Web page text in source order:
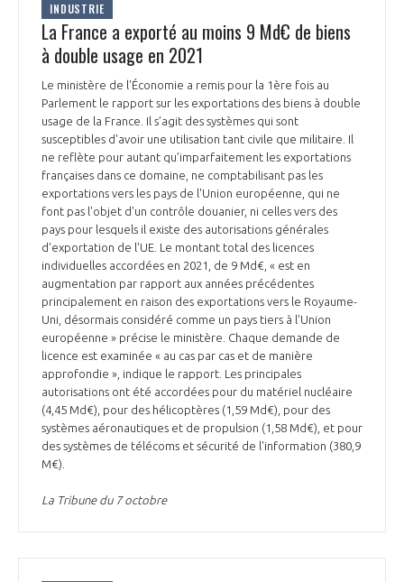
INDUSTRIE
La France a exporté au moins 9 Md€ de biens
à double usage en 2021
Le ministère de l'Économie a remis pour la 1ère fois au
Parlement le rapport sur les exportations des biens à double
usage de la France. Il s’agit des systèmes qui sont
susceptibles d'avoir une utilisation tant civile que militaire. Il
ne reflète pour autant qu’imparfaitement les exportations
françaises dans ce domaine, ne comptabilisant pas les
exportations vers les pays de l'Union européenne, qui ne
font pas l'objet d'un contrôle douanier, ni celles vers des
pays pour lesquels il existe des autorisations générales
d'exportation de l'UE. Le montant total des licences
individuelles accordées en 2021, de 9 Md€, « est en
augmentation par rapport aux années précédentes
principalement en raison des exportations vers le Royaume-
Uni, désormais considéré comme un pays tiers à l'Union
européenne » précise le ministère. Chaque demande de
licence est examinée « au cas par cas et de manière
approfondie », indique le rapport. Les principales
autorisations ont été accordées pour du matériel nucléaire
(4,45 Md€), pour des hélicoptères (1,59 Md€), pour des
systèmes aéronautiques et de propulsion (1,58 Md€), et pour
des systèmes de télécoms et sécurité de l'information (380,9
M€).
La Tribune du 7 octobre